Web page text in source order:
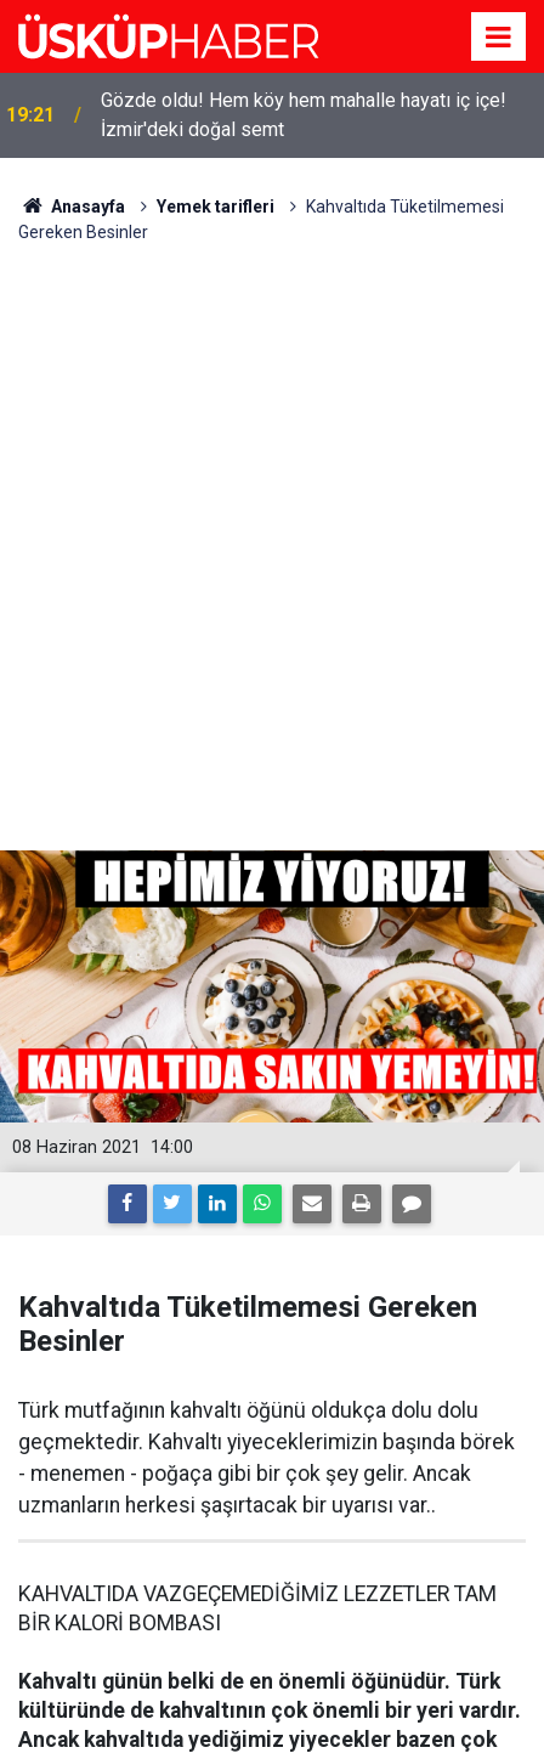
19:21
Gözde oldu! Hem köy hem mahalle hayatı iç içe!
İzmir'deki doğal semt
Anasayfa Yemek tarifleri
Kahvaltıda Tüketilmemesi
Gereken Besinler
14:00
08 Haziran 2021
Kahvaltıda Tüketilmemesi Gereken
Besinler
Türk mutfağının kahvaltı öğünü oldukça dolu dolu
geçmektedir. Kahvaltı yiyeceklerimizin başında börek
- menemen - poğaça gibi bir çok şey gelir. Ancak
uzmanların herkesi şaşırtacak bir uyarısı var..
KAHVALTIDA VAZGEÇEMEDİĞİMİZ LEZZETLER TAM
BİR KALORİ BOMBASI
Kahvaltı günün belki de en önemli öğünüdür. Türk
kültüründe de kahvaltının çok önemli bir yeri vardır.
Ancak kahvaltıda yediğimiz yiyecekler bazen çok